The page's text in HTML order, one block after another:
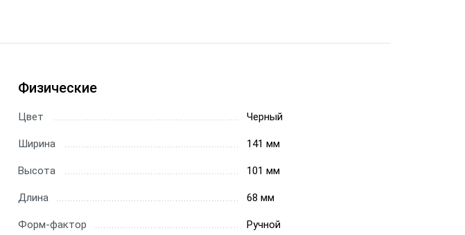
Физические
Цвет Черный
Ширина 141 мм
Высота 101 мм
Длина 68 мм
Форм-фактор Ручной